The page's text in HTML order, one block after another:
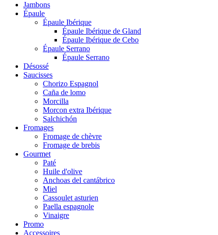
Jambons
Épaule
Épaule Ibérique
Épaule Ibérique de Gland
Épaule Ibérique de Cebo
Épaule Serrano
Épaule Serrano
Désossé
Saucisses
Chorizo Espagnol
Caña de lomo
Morcilla
Morcon extra Ibérique
Salchichón
Fromages
Fromage de chèvre
Fromage de brebis
Gourmet
Paté
Huile d'olive
Anchoas del cantábrico
Miel
Cassoulet asturien
Paella espagnole
Vinaigre
Promo
Accessoires